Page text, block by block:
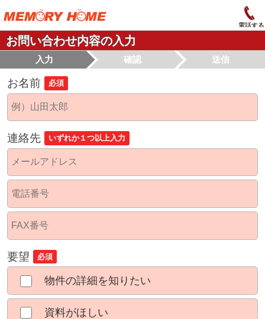
電話する
お問い合わせ内容の入力
入力 確認 送信
お名前 必須
連絡先 いずれか１つ以上入力
要望 必須
物件の詳細を知りたい
資料がほしい